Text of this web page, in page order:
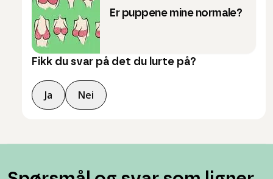
Er puppene mine normale?
Fikk du svar på det du lurte på?
Ja Nei